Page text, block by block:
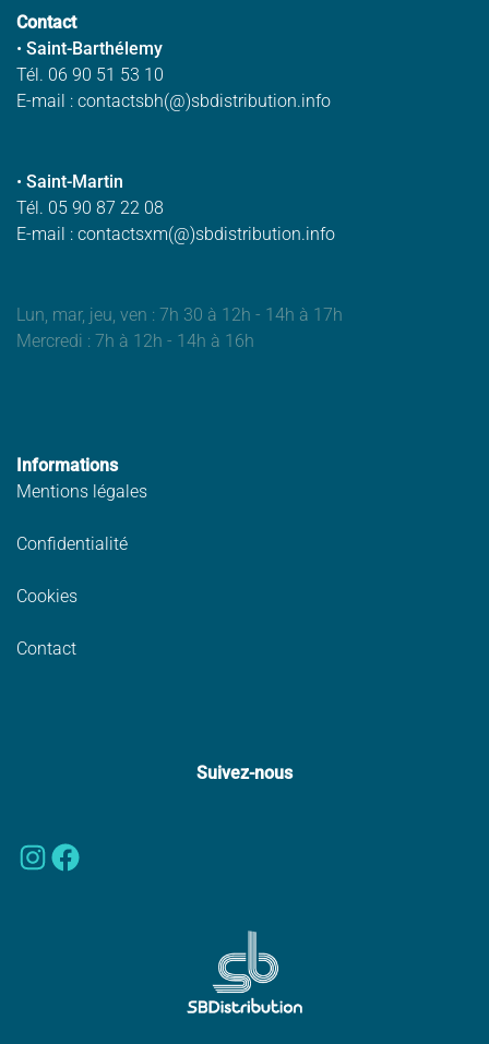
Contact
• Saint-Barthélemy
Tél. 06 90 51 53 10
E-mail : contactsbh(@)sbdistribution.info
• Saint-Martin
Tél. 05 90 87 22 08
E-mail : contactsxm(@)sbdistribution.info
Lun, mar, jeu, ven : 7h 30 à 12h - 14h à 17h
Mercredi : 7h à 12h - 14h à 16h
Informations
Mentions légales
Confidentialité
Cookies
Contact
Suivez-nous
Instagram
Facebook